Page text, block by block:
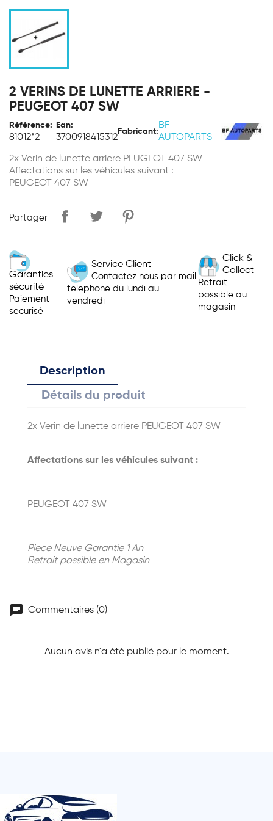
2 VERINS DE LUNETTE ARRIERE -
PEUGEOT 407 SW
Référence:
81012*2
Ean:
3700918415312
Fabricant:
BF-
AUTOPARTS
2x Verin de lunette arriere PEUGEOT 407 SW
Affectations sur les véhicules suivant :
PEUGEOT 407 SW
Partager
Garanties
sécurité
Paiement
securisé
Service Client
Contactez nous par mail
telephone du lundi au
vendredi
Click &
Collect
Retrait
possible au
magasin
Description
Détails du produit
2x Verin de lunette arriere PEUGEOT 407 SW
Affectations sur les véhicules suivant :
PEUGEOT 407 SW
Piece Neuve Garantie 1 An
Retrait possible en Magasin
chat Commentaires (0)
Aucun avis n'a été publié pour le moment.